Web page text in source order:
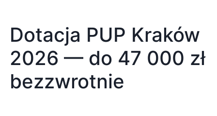
Dotacja PUP Kraków
2026 — do 47 000 zł
bezzwrotnie